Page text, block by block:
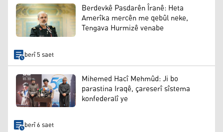
Berdevkê Pasdarên Îranê: Heta
Amerîka mercên me qebûl neke,
Tengava Hurmizê venabe
berî 5 saet
Mihemed Hacî Mehmûd: Ji bo
parastina Iraqê, çareserî sîstema
konfederalî ye
berî 6 saet